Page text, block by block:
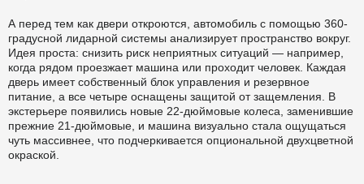
А перед тем как двери откроются, автомобиль с помощью 360-
градусной лидарной системы анализирует пространство вокруг.
Идея проста: снизить риск неприятных ситуаций — например,
когда рядом проезжает машина или проходит человек. Каждая
дверь имеет собственный блок управления и резервное
питание, а все четыре оснащены защитой от защемления. В
экстерьере появились новые 22-дюймовые колеса, заменившие
прежние 21-дюймовые, и машина визуально стала ощущаться
чуть массивнее, что подчеркивается опциональной двухцветной
окраской.